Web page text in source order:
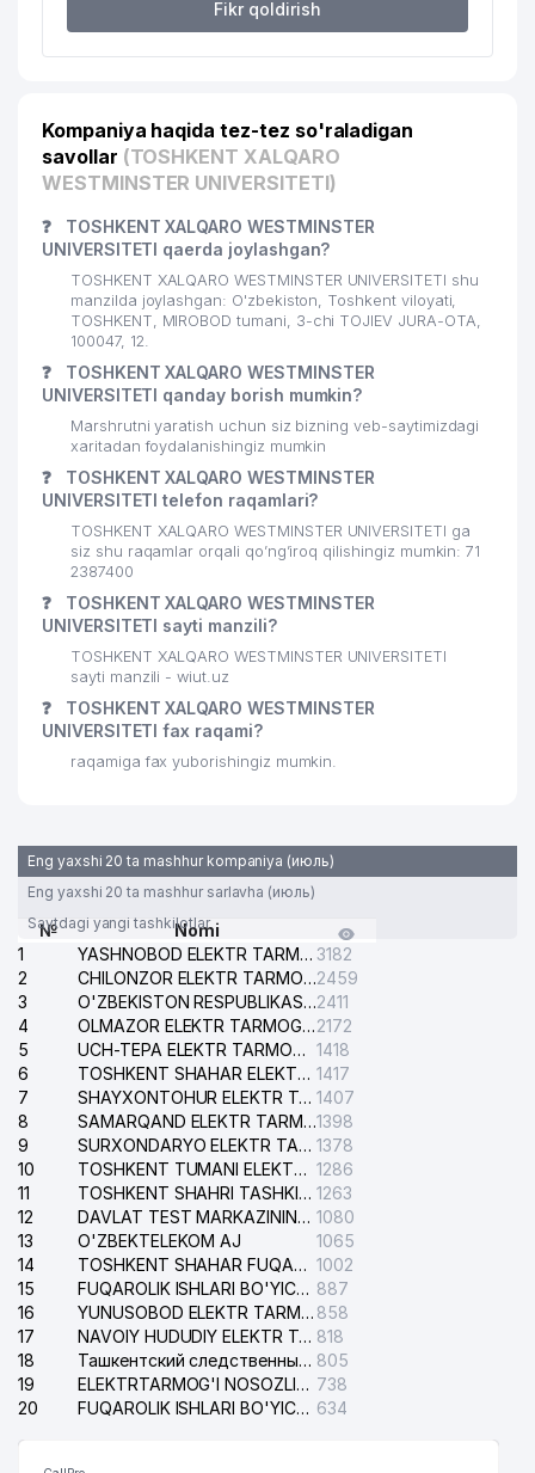
Fikr qoldirish
Kompaniya haqida tez-tez so'raladigan
savollar (TOSHKENT XALQARO
WESTMINSTER UNIVERSITETI)
❓
TOSHKENT XALQARO WESTMINSTER
UNIVERSITETI qaerda joylashgan?
TOSHKENT XALQARO WESTMINSTER UNIVERSITETI shu
manzilda joylashgan: O'zbekiston, Toshkent viloyati,
TOSHKENT, MIROBOD tumani, 3-chi TOJIEV JURA-OTA,
100047, 12.
❓
TOSHKENT XALQARO WESTMINSTER
UNIVERSITETI qanday borish mumkin?
Marshrutni yaratish uchun siz bizning veb-saytimizdagi
xaritadan foydalanishingiz mumkin
❓
TOSHKENT XALQARO WESTMINSTER
UNIVERSITETI telefon raqamlari?
TOSHKENT XALQARO WESTMINSTER UNIVERSITETI ga
siz shu raqamlar orqali qo’ng’iroq qilishingiz mumkin: 71
2387400
❓
TOSHKENT XALQARO WESTMINSTER
UNIVERSITETI sayti manzili?
TOSHKENT XALQARO WESTMINSTER UNIVERSITETI
sayti manzili - wiut.uz
❓
TOSHKENT XALQARO WESTMINSTER
UNIVERSITETI fax raqami?
raqamiga fax yuborishingiz mumkin.
Eng yaxshi 20 ta mashhur kompaniya (июль)
Eng yaxshi 20 ta mashhur sarlavha (июль)
Saytdagi yangi tashkilotlar
№
Nomi
1
YASHNOBOD ELEKTR TARMOG'I NOSOZLIKLARI XIZMATI 3182
2
CHILONZOR ELEKTR TARMOG'I NOSOZLIK XIZMATI2459
3
O'ZBEKISTON RESPUBLIKASI BOSH PROKURATURASI ISHONCH TELEFONI2411
4
OLMAZOR ELEKTR TARMOG'I NOSOZLIKLARI XIZMATI2172
5
UCH-TEPA ELEKTR TARMOG'I NOSOZLIKLARI XIZMATI 1418
6
TOSHKENT SHAHAR ELEKTR TARMOQLARI KORXONASI AJ 1417
7
SHAYXONTOHUR ELEKTR TARMOG'I NOSOZLIKLARINI TUZATISH XIZMATI 1407
8
SAMARQAND ELEKTR TARMOQLARI AJ1398
9
SURXONDARYO ELEKTR TARMOQLARI AJ 1378
10
TOSHKENT TUMANI ELEKTR TARMOG'I AVARIYA XIZMATI 1286
11
TOSHKENT SHAHRI TASHKILOT TELEFONLARI HAQIDA MA'LUMOT BYUROSI 1263
12
DAVLAT TEST MARKAZINING ISHONCH TELEFONLARI 1080
13
O'ZBEKTELEKOM AJ
1065
14
TOSHKENT SHAHAR FUQAROLIK ISHLARI BO'YICHA SUDI 1002
15
FUQAROLIK ISHLARI BO'YICHA YAKKASAROY TUMANLARARO SUDI 887
16
YUNUSOBOD ELEKTR TARMOG'I NOSOZLIKLARI XIZMATI 858
17
NAVOIY HUDUDIY ELEKTR TARMOQLARI KORXONASI AJ 818
18
Ташкентский следственный изолятор 805
19
ELEKTRTARMOG'I NOSOZLIKLARINI TO'ZATISH SERGELI XIZMATI 738
20
FUQAROLIK ISHLARI BO'YICHA UCH-TEPA TUMANI SUDI 634